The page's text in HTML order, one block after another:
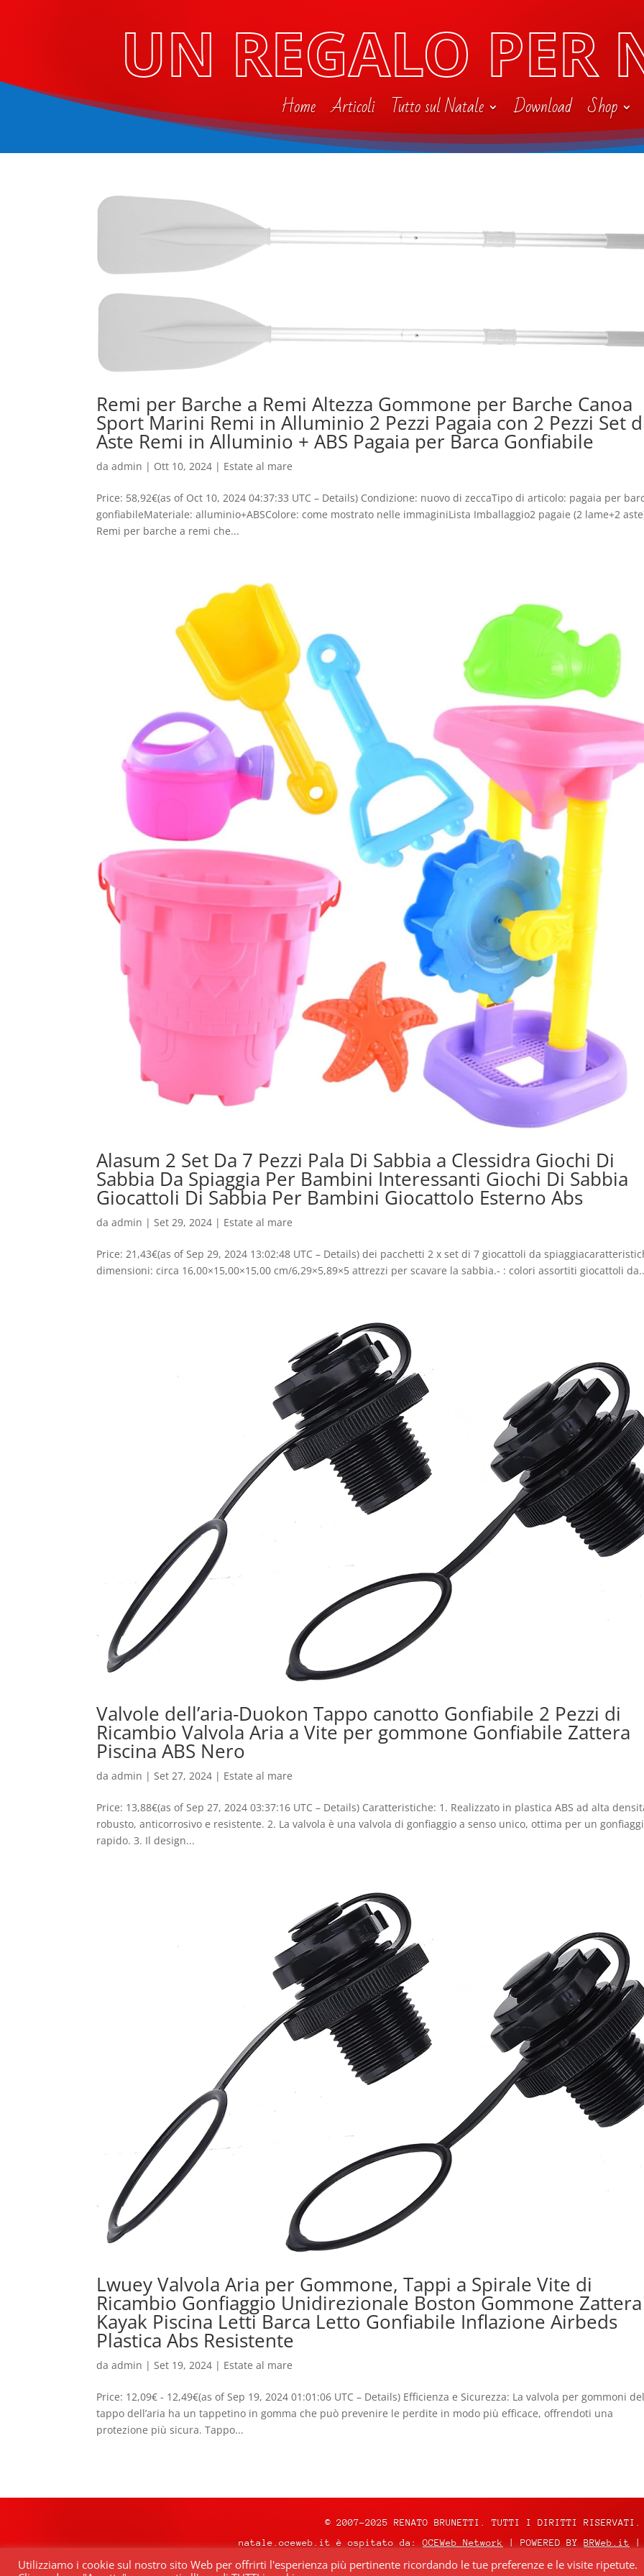
UN REGALO PER
Home Articoli Tutto sul Natale Download Shop
Remi per Barche a Remi Altezza Gommone per Barche Canoa
Sport Marini Remi in Alluminio 2 Pezzi Pagaia con 2 Pezzi Set
Aste Remi in Alluminio + ABS Pagaia per Barca Gonfiabile
daadmin | Ott 10, 2024 | Estate al mare
Price: 58,92€(as of Oct 10, 2024 04:37:33 UTC – Details) Condizione: nuovo di zeccaTipo di articolo: pagaia per
gonfiabileMateriale: alluminio+ABSColore: come mostrato nelle immaginiLista Imballaggio2 pagaie (2 lame+2
Remi per barche a remi che...
Alasum 2 Set Da 7 Pezzi Pala Di Sabbia a Clessidra Giochi Di
Sabbia Da Spiaggia Per Bambini Interessanti Giochi Di Sabbia
Giocattoli Di Sabbia Per Bambini Giocattolo Esterno Abs
daadmin | Set 29, 2024 | Estate al mare
Price: 21,43€(as of Sep 29, 2024 13:02:48 UTC – Details) dei pacchetti 2 x set di 7 giocattoli da
dimensioni: circa 16,00×15,00×15,00 cm/6,29×5,89×5 attrezzi per scavare la sabbia.- : colori assortiti giocattoli
Valvole dell’aria-Duokon Tappo canotto Gonfiabile 2 Pezzi di
Ricambio Valvola Aria a Vite per gommone Gonfiabile Zattera
Piscina ABS Nero
daadmin |Set 27, 2024 | Estate al mare
Price: 13,88€(as of Sep 27, 2024 03:37:16 UTC – Details) Caratteristiche: 1. Realizzato in plastica ABS ad alta
robusto, anticorrosivo e resistente. 2. La valvola è una valvola di gonfiaggio a senso unico, ottima per un
rapido. 3. Il design...
Lwuey Valvola Aria per Gommone, Tappi a Spirale Vite di
Ricambio Gonfiaggio Unidirezionale Boston Gommone Zattera
Kayak Piscina Letti Barca Letto Gonfiabile Inflazione Airbeds
Plastica Abs Resistente
daadmin | Set 19, 2024 | Estate al mare
Price: 12,09€ - 12,49€(as of Sep 19, 2024 01:01:06 UTC – Details) Efficienza e Sicurezza: La valvola per gommoni del
tappo dell’aria ha un tappetino in gomma che può prevenire le perdite in modo più efficace, offrendoti una
protezione più sicura. Tappo...
© 2007-2025 RENATO BRUNETTI. TUTTI I DIRITTI RISERVATI.
natale.oceweb.it è ospitato da:OCEWeb Network | POWERED BY BRWeb.it
Utilizziamo i cookie sul nostro sito Web per offrirti l'esperienza più pertinente ricordando le tue preferenze e le visite ripetute.